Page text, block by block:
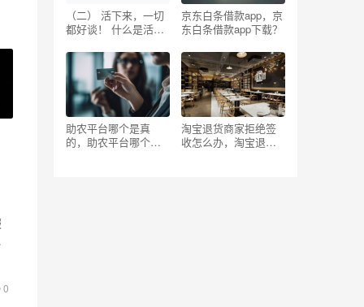
0
（二） 活下来，一切
都好谈！ 什么是活下
京东白条借款app，京
东白条借款app下载？
助农平台哪个是真
的，助农平台哪个是
淘宝退货商家拒绝签
收怎么办，淘宝退货